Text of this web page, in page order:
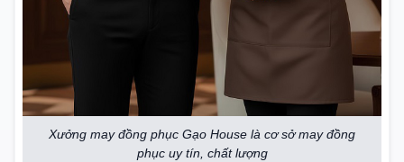
Xưởng may đồng phục Gạo House là cơ sở may đồng
phục uy tín, chất lượng